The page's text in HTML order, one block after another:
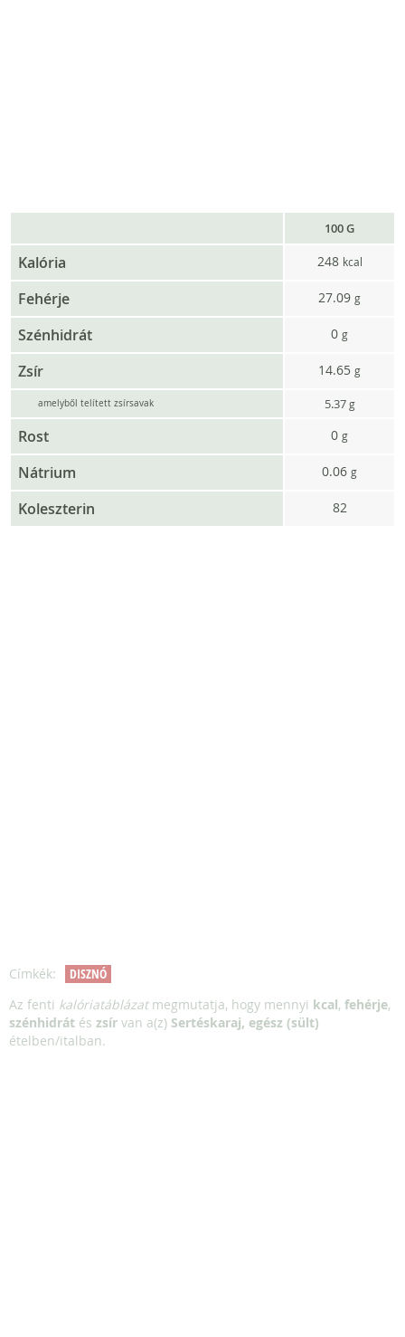
100 G
Kalória 248 kcal
Fehérje 27.09 g
Szénhidrát 0 g
Zsír 14.65 g
amelyből telített zsírsavak 5.37g
Rost 0 g
Nátrium 0.06 g
Koleszterin 82
Címkék:
DISZNÓ
Az fenti kalóriatáblázatmegmutatja, hogy mennyi kcal, fehérje,
szénhidrát és zsír van a(z) Sertéskaraj, egész (sült)
ételben/italban.